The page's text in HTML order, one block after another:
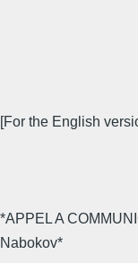
[For the English
*APPEL A
Nabokov*